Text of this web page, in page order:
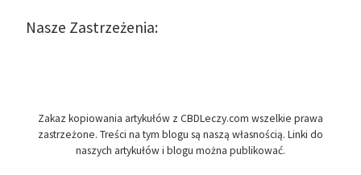
Nasze Zastrzeżenia:
Zakaz kopiowania artykułów z CBDLeczy.com wszelkie prawa
zastrzeżone. Treści na tym blogu są naszą własnością. Linki do
naszych artykułów i blogu można publikować.